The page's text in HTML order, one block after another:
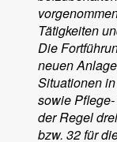
Tätigkeiten
Die
neuen
Situationen
sowie
der Regel
bzw. 32 für